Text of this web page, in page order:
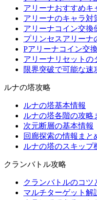
アリーナおすすめキ
アリーナのキャラ対
アリーナコイン交換
プリンセスアリーナ
Pアリーナコイン交
アリーナリセットの
限界突破で可能な速
ルナの塔攻略
ルナの塔基本情報
ルナの塔各階の攻略
次元断層の基本情報
回廊探索の情報まと
ルナの塔のスキップ
クランバトル攻略
クランバトルのコツ
マルチターゲット解